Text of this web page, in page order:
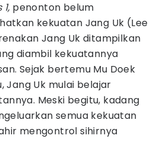
penonton belum
kekuatan Jang Uk (Lee
Jang Uk ditampilkan
diambil kekuatannya
Sejak bertemu Mu Doek
Jang Uk mulai belajar
Meski begitu, kadang
semua kekuatan
mengontrol sihirnya